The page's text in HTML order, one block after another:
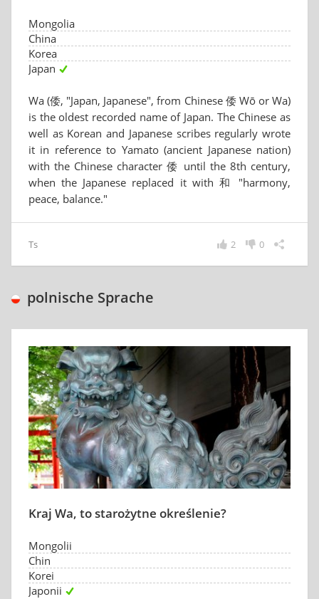
Mongolia
China
Korea
Japan
Wa (倭, "Japan, Japanese", from Chinese 倭 Wō or Wa)
is the oldest recorded name of Japan. The Chinese as
well as Korean and Japanese scribes regularly wrote
it in reference to Yamato (ancient Japanese nation)
with the Chinese character 倭 until the 8th century,
when the Japanese replaced it with 和 "harmony,
peace, balance."
Ts 0
2
polnische Sprache
Kraj Wa, to starożytne określenie?
Mongolii
Chin
Korei
Japonii